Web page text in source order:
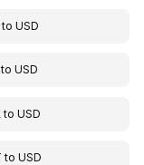
toUSD
toUSD
toUSD
toUSD